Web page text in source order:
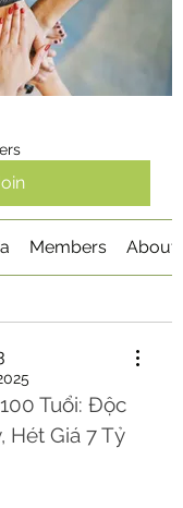
Members About
Tuổi: Độc
Hét Giá 7 Tỷ